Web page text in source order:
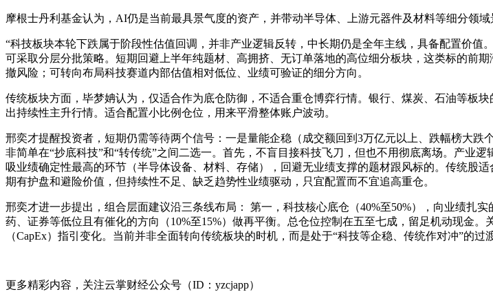
摩根士丹利基金认为，AI仍是当前最具景气度的资产，并带动半导体、上游元器件及材料等细分领域
“科技板块本轮下跌属于阶段性估值回调，并非产业逻辑反转，中长期仍是全年主线，具备配置价
可采取分层分批策略。短期回避上半年纯题材、高拥挤、无订单落地的高位细分板块，这类标的前
撤风险；可转向布局科技赛道内部估值相对低位、业绩可验证的细分方向。
传统板块方面，毕梦姌认为，仅适合作为底仓防御，不适合重仓博弈行情。银行、煤炭、石油等板
出持续性主升行情。适合配置小比例仓位，用来平滑整体账户波动。
邢奕才提醒投资者，短期仍需等待两个信号：一是量能企稳（成交额回到3万亿元以上、跌幅榜大
非简单在“抄底科技”和“转传统”之间二选一。首先，不盲目接科技飞刀，但也不用彻底离场。产业
吸业绩确定性最高的环节（半导体设备、材料、存储），回避无业绩支撑的题材跟风标的。传统股
期有护盘和避险价值，但持续性不足、缺乏趋势性业绩驱动，只宜配置而不宜追高重仓。
邢奕才进一步提出，组合层面建议沿三条线布局： 第一，科技核心底仓（40%至50%），向业绩扎
药、证券等低位且有催化的方向（10%至15%）做再平衡。总仓位控制在五至七成，留足机动现金
（CapEx）指引变化。当前并非全面转向传统板块的时机，而是处于“科技等企稳、传统作对冲”的过
更多精彩内容，关注云掌财经公众号（ID：yzcjapp）